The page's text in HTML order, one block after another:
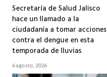
Secretaría de Salud Jalisco
hace un llamado a la
ciudadanía a tomar acciones
contra el dengue en esta
temporada de lluvias
6 agosto, 2026